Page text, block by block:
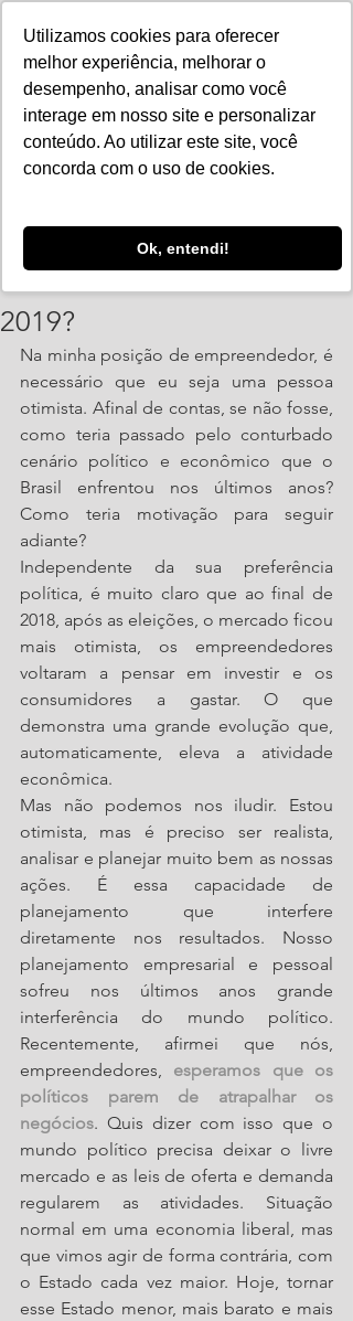
Utilizamos cookies para oferecer
melhor experiência, melhorar o
desempenho, analisar como você
interage em nosso site e personalizar
conteúdo. Ao utilizar este site, você
concorda com o uso de cookies.
Ok, entendi!
Você está otimista com
2019?
2 min de leitura
Na minha posição de empreendedor, é
necessário que eu seja uma pessoa
otimista. Afinal de contas, se não fosse,
como teria passado pelo conturbado
cenário político e econômico que o
Brasil enfrentou nos últimos anos?
Como teria motivação para seguir
adiante?
Independente da sua preferência
política, é muito claro que ao final de
2018, após as eleições, o mercado ficou
mais otimista, os empreendedores
voltaram a pensar em investir e os
consumidores a gastar. O que
demonstra uma grande evolução que,
automaticamente, eleva a atividade
econômica.
Mas não podemos nos iludir. Estou
otimista, mas é preciso ser realista,
analisar e planejar muito bem as nossas
ações. É essa capacidade de
planejamento que interfere
diretamente nos resultados. Nosso
planejamento empresarial e pessoal
sofreu nos últimos anos grande
interferência do mundo político.
Recentemente, afirmei que nós,
empreendedores, esperamos que os
políticos parem de atrapalhar os
negócios. Quis dizer com isso que o
mundo político precisa deixar o livre
mercado e as leis de oferta e demanda
regularem as atividades. Situação
normal em uma economia liberal, mas
que vimos agir de forma contrária, com
o Estado cada vez maior. Hoje, tornar
esse Estado menor, mais barato e mais